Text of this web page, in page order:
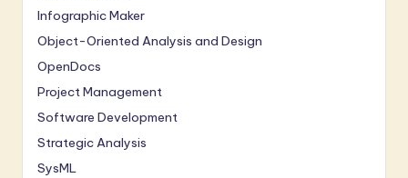
Infographic Maker
Object-Oriented Analysis and Design
OpenDocs
Project Management
Software Development
Strategic Analysis
SysML